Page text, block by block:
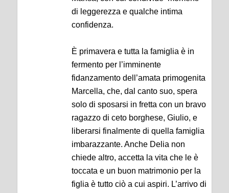
di leggerezza e qualche intima
confidenza.
È primavera e tutta la famiglia è in
fermento per l’imminente
fidanzamento dell’amata primogenita
Marcella, che, dal canto suo, spera
solo di sposarsi in fretta con un bravo
ragazzo di ceto borghese, Giulio, e
liberarsi finalmente di quella famiglia
imbarazzante. Anche Delia non
chiede altro, accetta la vita che le è
toccata e un buon matrimonio per la
figlia è tutto ciò a cui aspiri. L’arrivo di